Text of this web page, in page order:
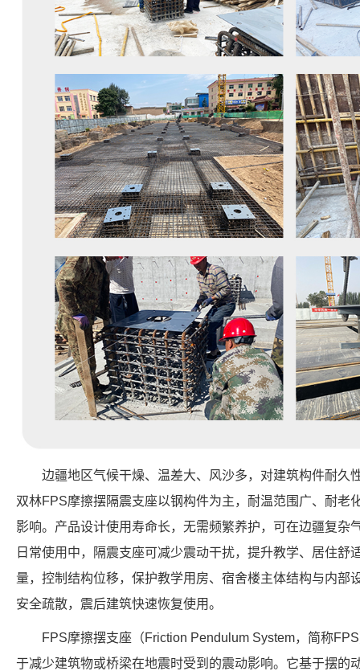
边疆地区气候干燥、温差大、风沙多，对建筑构件耐久
双林FPS摩擦摆隔震支座以钢构件为主，耐温范围广、耐老
影响。产品设计使用寿命长，无需频繁养护，可在边疆复杂
日常使用中，隔震支座可减少震动干扰，提升教学、居住舒
量，控制结构位移，保护教学用房、宿舍楼主体结构与内部
安全疏散，震后建筑快速恢复使用。
FPS摩擦摆支座（Friction Pendulum System，简称
于减少建筑物或桥梁在地震时受到的震动影响。它基于摆的